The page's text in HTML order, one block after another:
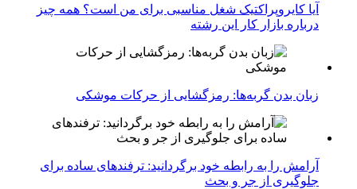
آیا کایروپراکتیک شغل مناسبی برای من است؟ همه چیز
درباره بازار کار این رشته
زبان بدن گربه‌ها: رمزگشایی از حرکات موشکی
آرامش را به رابطه خود برگردانید: ترفندهای ساده برای
جلوگیری از جر و بحث